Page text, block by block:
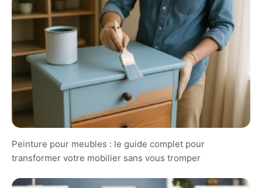
Peinture pour meubles : le guide complet pour
transformer votre mobilier sans vous tromper